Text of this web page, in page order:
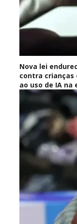
Nova lei
contra crianças
ao uso de IA